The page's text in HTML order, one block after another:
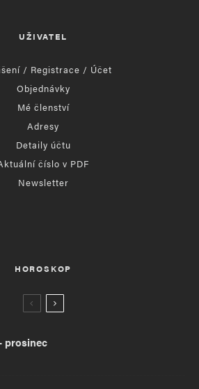
UŽIVATEL
/ Registrace / Účet
Objednávky
Mé členství
Adresy
Detaily účtu
číslo v PDF
Newsletter
HOROSKOP
prosinec